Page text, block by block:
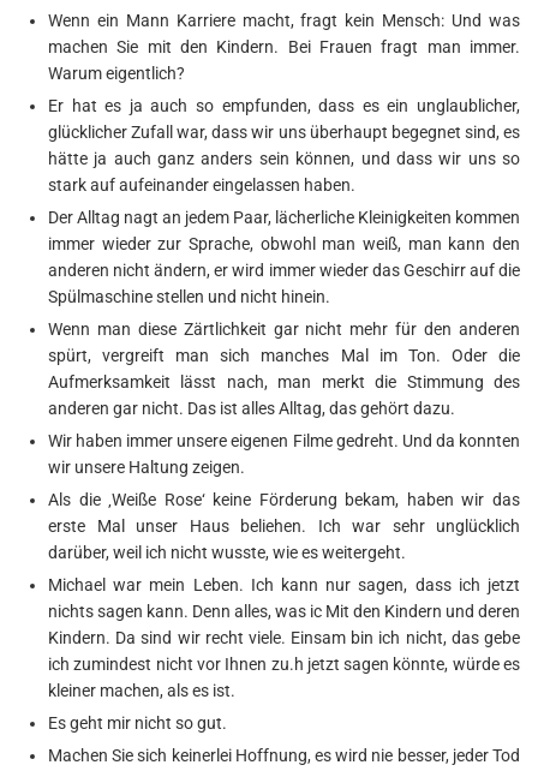
Wenn ein Mann Karriere macht, fragt kein Mensch: Und was
machen Sie mit den Kindern. Bei Frauen fragt man immer.
Warum eigentlich?
Er hat es ja auch so empfunden, dass es ein unglaublicher,
glücklicher Zufall war, dass wir uns überhaupt begegnet sind, es
hätte ja auch ganz anders sein können, und dass wir uns so
stark auf aufeinander eingelassen haben.
Der Alltag nagt an jedem Paar, lächerliche Kleinigkeiten kommen
immer wieder zur Sprache, obwohl man weiß, man kann den
anderen nicht ändern, er wird immer wieder das Geschirr auf die
Spülmaschine stellen und nicht hinein.
Wenn man diese Zärtlichkeit gar nicht mehr für den anderen
spürt, vergreift man sich manches Mal im Ton. Oder die
Aufmerksamkeit lässt nach, man merkt die Stimmung des
anderen gar nicht. Das ist alles Alltag, das gehört dazu.
Wir haben immer unsere eigenen Filme gedreht. Und da konnten
wir unsere Haltung zeigen.
Als die ‚Weiße Rose‘ keine Förderung bekam, haben wir das
erste Mal unser Haus beliehen. Ich war sehr unglücklich
darüber, weil ich nicht wusste, wie es weitergeht.
Michael war mein Leben. Ich kann nur sagen, dass ich jetzt
nichts sagen kann. Denn alles, was ic Mit den Kindern und deren
Kindern. Da sind wir recht viele. Einsam bin ich nicht, das gebe
ich zumindest nicht vor Ihnen zu.h jetzt sagen könnte, würde es
kleiner machen, als es ist.
Es geht mir nicht so gut.
Machen Sie sich keinerlei Hoffnung, es wird nie besser, jeder Tod